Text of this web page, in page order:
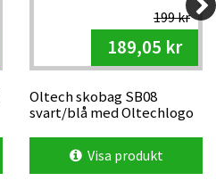
199 kr
189,05 kr
Oltech skobag SB08
svart/blå med Oltechlogo
Visa produkt